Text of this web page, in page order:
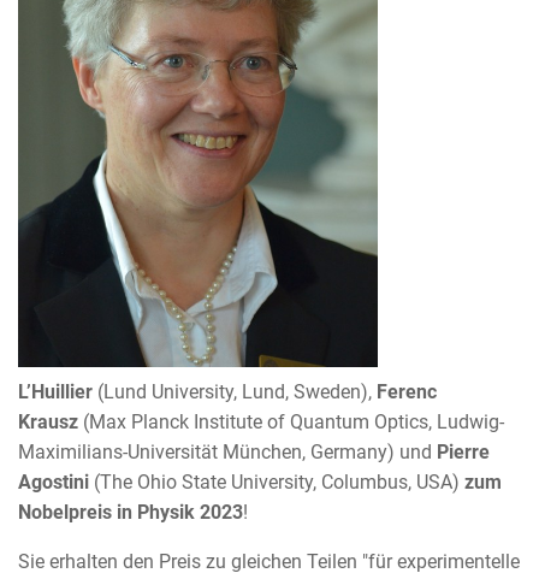
L’Huillier (Lund University, Lund, Sweden), Ferenc
Krausz (Max Planck Institute of Quantum Optics, Ludwig-
Maximilians-Universität München, Germany) und Pierre
Agostini (The Ohio State University, Columbus, USA) zum
Nobelpreis in Physik 2023!
Sie erhalten den Preis zu gleichen Teilen "für experimentelle